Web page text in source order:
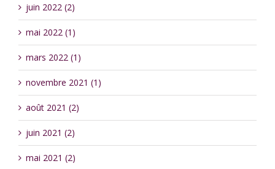
juin 2022 (2)
mai 2022 (1)
mars 2022 (1)
novembre 2021 (1)
août 2021 (2)
juin 2021 (2)
mai 2021 (2)